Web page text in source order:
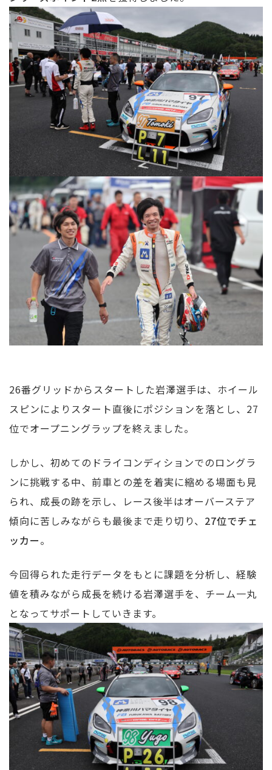
26番グリッドからスタートした岩澤選手は、ホイール
スピンによりスタート直後にポジションを落とし、27
位でオープニングラップを終えました。
しかし、初めてのドライコンディションでのロングラ
ンに挑戦する中、前車との差を着実に縮める場面も見
られ、成長の跡を示し、レース後半はオーバーステア
傾向に苦しみながらも最後まで走り切り、 27位でチェ
ッカー。
今回得られた走行データをもとに課題を分析し、経験
値を積みながら成長を続ける岩澤選手を、チーム一丸
となってサポートしていきます。